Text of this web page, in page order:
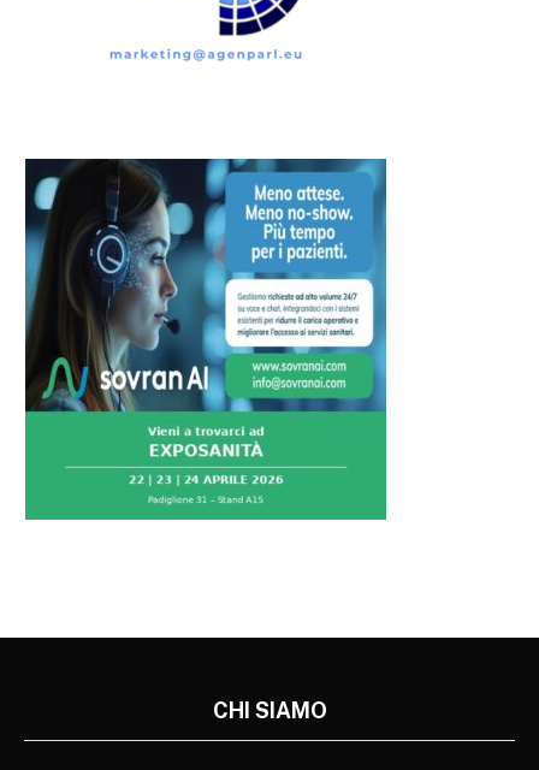
CHI SIAMO